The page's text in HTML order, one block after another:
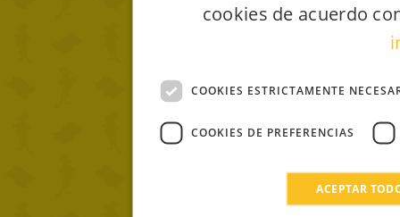
cookies de acuerdo
COOKIES ESTRICTAMENTE
COOKIES DE PREFERENCIAS
ACEPTAR